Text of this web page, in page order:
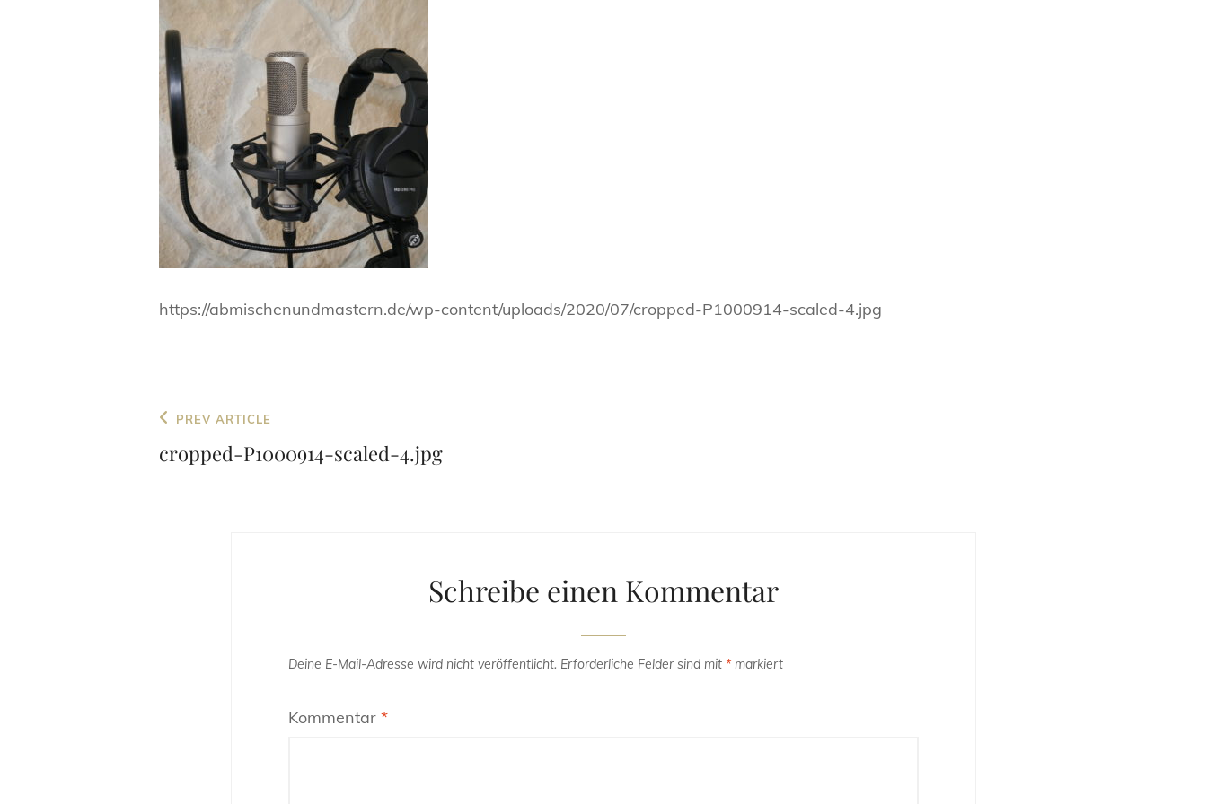
https://abmischenundmastern.de/wp-content/uploads/2020/07/cropped-P1000914-scaled-4.jpg
Beitragsnavigation
Previous
Post
PREV ARTICLE
cropped-P1000914-scaled-4.jpg
Schreibe einen Kommentar
Deine E-Mail-Adresse wird nicht veröffentlicht. Erforderliche Felder sind mit * markiert
Kommentar *